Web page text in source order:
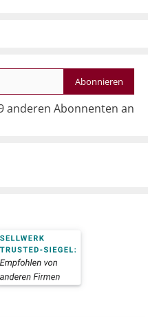
Abonnieren
anderen Abonnenten an